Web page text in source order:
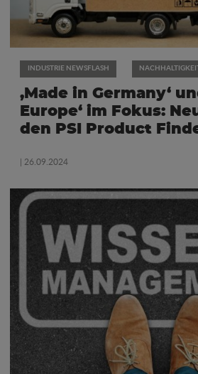
INDUSTRIE NEWSFLASH
‚Made in Germany‘
Europe‘ im Fokus:
den PSI Product
| 26.09.2024